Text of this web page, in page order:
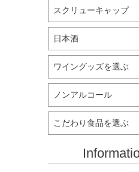
スクリューキャップ
日本酒
ワイングッズを選ぶ
ノンアルコール
こだわり食品を選ぶ